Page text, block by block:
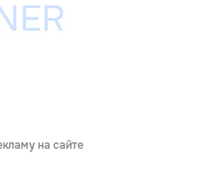
на сайте